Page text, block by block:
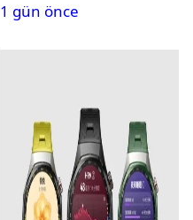
1 gün önce